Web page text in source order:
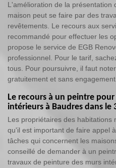
L'amélioration de la présentation
maison peut se faire par des
revêtements. Le recours aux
recommandé pour effectuer les
propose le service de EGB
professionnel. Pour le tarif,
tous. Pour poursuivre, il faut
gratuitement et sans engagement.
Le recours à un peintre
intérieurs à Baudres dans le
Les propriétaires des habitations
qu'il est important de faire appel
tâches qui concernent les
conseillé de demander à un
travaux de peinture des murs